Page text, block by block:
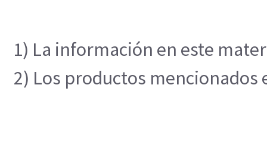
1) La información en este
2) Los productos